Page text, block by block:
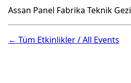
Assan Panel Fabrika Teknik Gezi
← Tüm Etkinlikler / All Events